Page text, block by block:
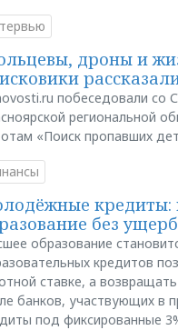
дроны и
побеседовали со
региональной
«Поиск пропавших
кредиты:
без
образование
кредитов
ставке, а
банков, участвующих в
под фиксированные